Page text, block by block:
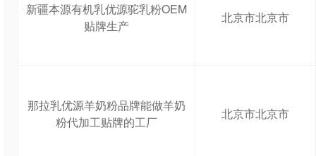
新疆本源有机乳优源驼乳粉OEM
贴牌生产
北京市北京市
那拉乳优源羊奶粉品牌能做羊奶
粉代加工贴牌的工厂
北京市北京市